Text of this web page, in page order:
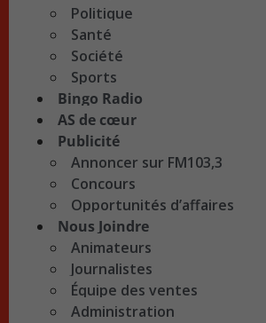
Politique
Santé
Société
Sports
Bingo Radio
AS de cœur
Publicité
Annoncer sur FM103,3
Concours
Opportunités d’affaires
Nous Joindre
Animateurs
Journalistes
Équipe des ventes
Administration